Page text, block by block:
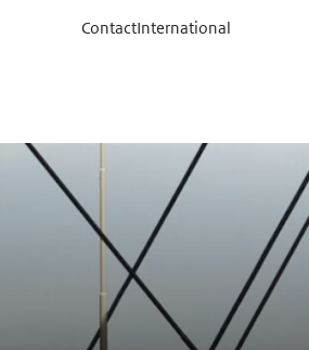
ContactInternational